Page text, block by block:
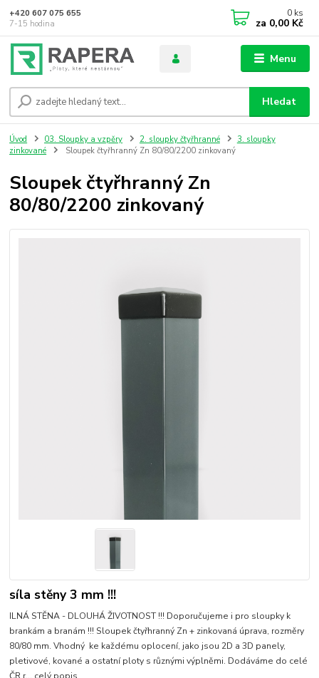
Menu
Hledat
+420 607 075 655
7-15 hodina
0 ks
za 0,00 Kč
Úvod 03. Sloupky a vzpěry 2. sloupky čtyřhranné
3. sloupky
zinkované
Sloupek čtyřhranný Zn 80/80/2200 zinkovaný
Sloupek čtyřhranný Zn
80/80/2200 zinkovaný
síla stěny 3 mm !!!
ILNÁ STĚNA - DLOUHÁ ŽIVOTNOST !!! Doporučujeme i pro sloupky k
brankám a branám !!! Sloupek čtyřhranný Zn + zinkovaná úprava, rozměry
80/80 mm. Vhodný ke každému oplocení, jako jsou 2D a 3D panely,
pletivové, kované a ostatní ploty s různými výplněmi. Dodáváme do celé